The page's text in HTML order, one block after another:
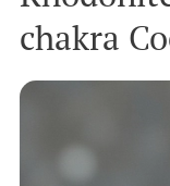
chakra